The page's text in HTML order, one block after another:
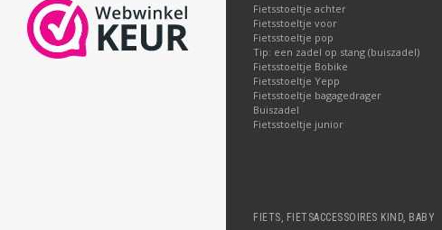
Fietsstoeltje achter
Fietsstoeltje voor
Fietsstoeltje pop
Tip: een zadel op stang (buiszadel)
Fietsstoeltje Bobike
Fietsstoeltje Yepp
Fietsstoeltje bagagedrager
Buiszadel
Fietsstoeltje junior
FIETS, FIETSACCESSOIRES KIND, BABY